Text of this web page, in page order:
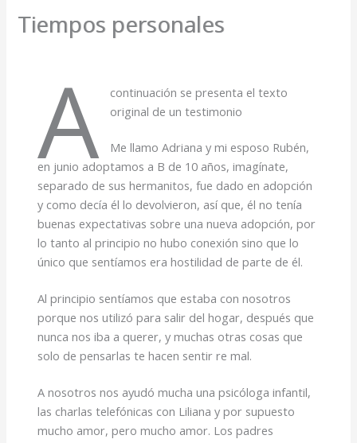
Tiempos personales
A
continuación se presenta el texto
original de un testimonio
Me llamo Adriana y mi esposo Rubén,
en junio adoptamos a B de 10 años, imagínate,
separado de sus hermanitos, fue dado en adopción
y como decía él lo devolvieron, así que, él no tenía
buenas expectativas sobre una nueva adopción, por
lo tanto al principio no hubo conexión sino que lo
único que sentíamos era hostilidad de parte de él.
Al principio sentíamos que estaba con nosotros
porque nos utilizó para salir del hogar, después que
nunca nos iba a querer, y muchas otras cosas que
solo de pensarlas te hacen sentir re mal.
A nosotros nos ayudó mucha una psicóloga infantil,
las charlas telefónicas con Liliana y por supuesto
mucho amor, pero mucho amor. Los padres